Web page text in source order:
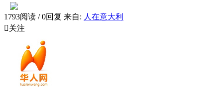
1793阅读 / 0回复 来自: 人在意大利
关注